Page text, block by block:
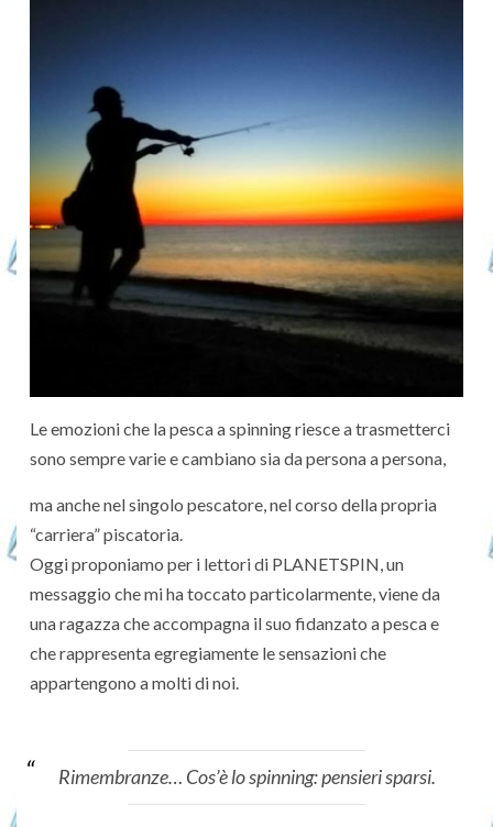
Le emozioni che la pesca a spinning riesce a trasmetterci
sono sempre varie e cambiano sia da persona a persona,
ma anche nel singolo pescatore, nel corso della propria
“carriera” piscatoria.
Oggi proponiamo per i lettori di PLANETSPIN, un
messaggio che mi ha toccato particolarmente, viene da
una ragazza che accompagna il suo fidanzato a pesca e
che rappresenta egregiamente le sensazioni che
appartengono a molti di noi.
Rimembranze… Cos’è lo spinning: pensieri sparsi.